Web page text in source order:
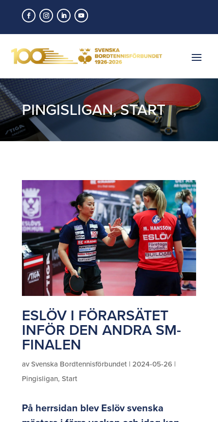
PINGISLIGAN,START
ESLÖV I FÖRARSÄTET
INFÖR DEN ANDRA SM-
FINALEN
avSvenska Bordtennisförbundet| 2024-05-26|
Pingisligan, Start
På herrsidan blev Eslöv svenska